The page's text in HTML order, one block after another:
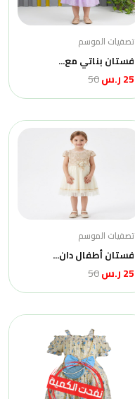
تصفيات الموسم
فستان بناتي مع...
25 ر.س 50
تصفيات الموسم
فستان أطفال دان...
25 ر.س 50